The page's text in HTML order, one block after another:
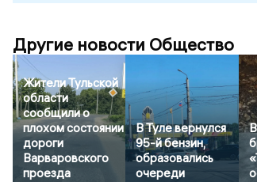
Другие новости Общество
Жители Тульской
области
сообщили о
плохом состоянии
дороги
Варваровского
проезда
В Туле вернулся
95-й бензин,
образовались
очереди